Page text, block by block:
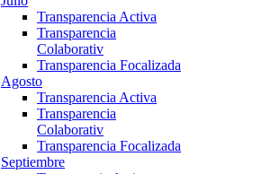
Transparencia Activa
Transparencia
Colaborativ
Transparencia Focalizada
Agosto
Transparencia Activa
Transparencia
Colaborativ
Transparencia Focalizada
Septiembre